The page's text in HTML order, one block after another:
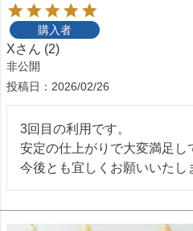
購入者
X 2
非公開
投稿日
2026/02/26
3回目の利用です。
安定の仕上がりで大変満足し
今後とも宜しくお願いいたし